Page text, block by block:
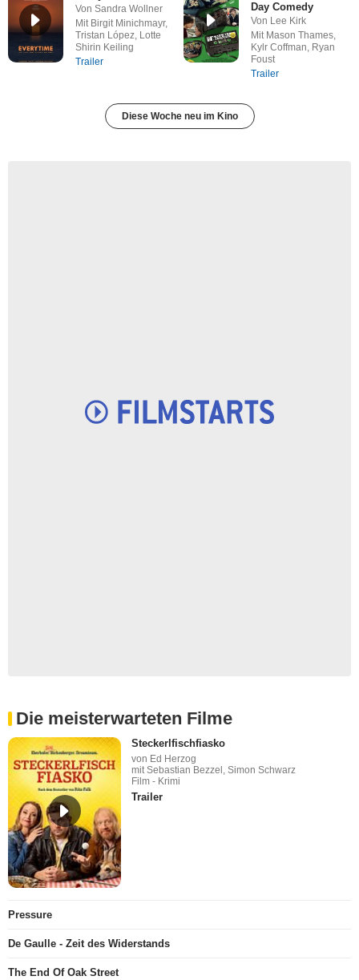
Von Sandra Wollner
Mit Birgit Minichmayr,
Tristan López, Lotte
Shirin Keiling
Trailer
Day Comedy
Von Lee Kirk
Mit Mason Thames,
Kylr Coffman, Ryan
Foust
Trailer
Diese Woche neu im Kino
Die meisterwarteten Filme
Steckerlfischfiasko
von Ed Herzog
mit Sebastian Bezzel, Simon Schwarz
Film - Krimi
Trailer
Pressure
De Gaulle - Zeit des Widerstands
The End Of Oak Street